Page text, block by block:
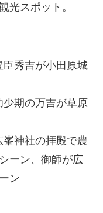
光スポット。
臣秀吉が小田原城
少期の万吉が草原
峯神社の拝殿で農
ーン、御師が広
ン